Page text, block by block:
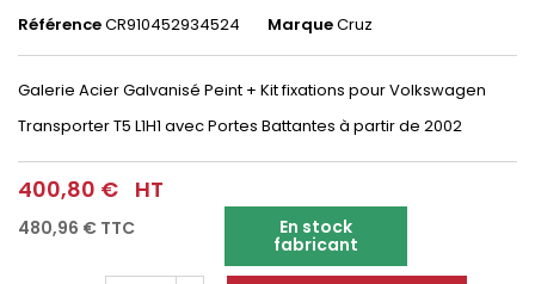
RéférenceCR910452934524 MarqueCruz
Galerie Acier Galvanisé Peint + Kit fixations pour Volkswagen
Transporter T5 L1H1 avec Portes Battantes à partir de 2002
400,80 € HT
480,96 € TTC En stock
fabricant